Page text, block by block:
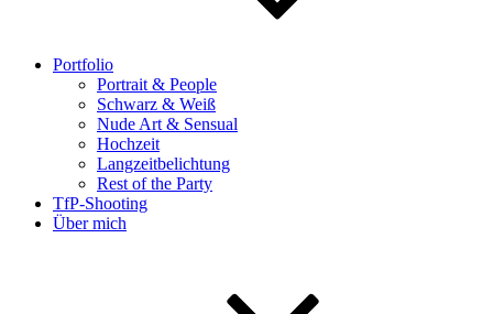
Portfolio
Portrait & People
Schwarz & Weiß
Nude Art & Sensual
Hochzeit
Langzeitbelichtung
Rest of the Party
TfP-Shooting
Über mich